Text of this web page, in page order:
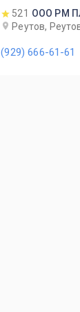
521 ООО РМ
Реутов,
(929) 666-61-61